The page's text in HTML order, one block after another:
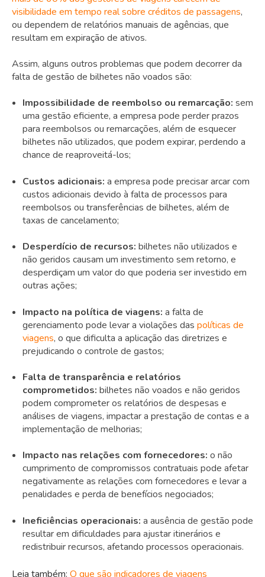
visibilidade em tempo real sobre créditos de passagens,
ou dependem de relatórios manuais de agências, que
resultam em expiração de ativos.
Assim, alguns outros problemas que podem decorrer da
falta de gestão de bilhetes não voados são:
Impossibilidade de reembolso ou remarcação: sem
uma gestão eficiente, a empresa pode perder prazos
para reembolsos ou remarcações, além de esquecer
bilhetes não utilizados, que podem expirar, perdendo a
chance de reaproveitá-los;
Custos adicionais: a empresa pode precisar arcar com
custos adicionais devido à falta de processos para
reembolsos ou transferências de bilhetes, além de
taxas de cancelamento;
Desperdício de recursos: bilhetes não utilizados e
não geridos causam um investimento sem retorno, e
desperdiçam um valor do que poderia ser investido em
outras ações;
Impacto na política de viagens: a falta de
gerenciamento pode levar a violações das políticas de
viagens, o que dificulta a aplicação das diretrizes e
prejudicando o controle de gastos;
Falta de transparência e relatórios
comprometidos: bilhetes não voados e não geridos
podem comprometer os relatórios de despesas e
análises de viagens, impactar a prestação de contas e a
implementação de melhorias;
Impacto nas relações com fornecedores: o não
cumprimento de compromissos contratuais pode afetar
negativamente as relações com fornecedores e levar a
penalidades e perda de benefícios negociados;
Ineficiências operacionais: a ausência de gestão pode
resultar em dificuldades para ajustar itinerários e
redistribuir recursos, afetando processos operacionais.
Leia também: O que são indicadores de viagens